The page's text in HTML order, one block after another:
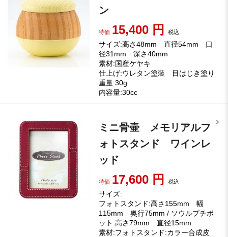
ン
特価 15,400 円税込
サイズ:高さ48mm 直径54mm 口
径31mm 深さ40mm
素材:国産ケヤキ
仕上げ:ウレタン塗装 目はじき塗り
重量:30g
内容量:30cc
ミニ骨壷 メモリアルフ
ォトスタンド ワインレ
ッド
特価 17,600 円税込
サイズ:
フォトスタンド:高さ155mm 幅
115mm 奥行75mm / ソウルプチポ
ット:高さ79mm 直径15mm
素材:フォトスタンド:カラー合成皮